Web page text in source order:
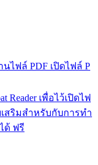
นไฟล์ PDF เปิดไฟล์ P
Reader เพื่อไว้เปิดไฟ
เสริมสำหรับกับการทำ
ด้ ฟรี